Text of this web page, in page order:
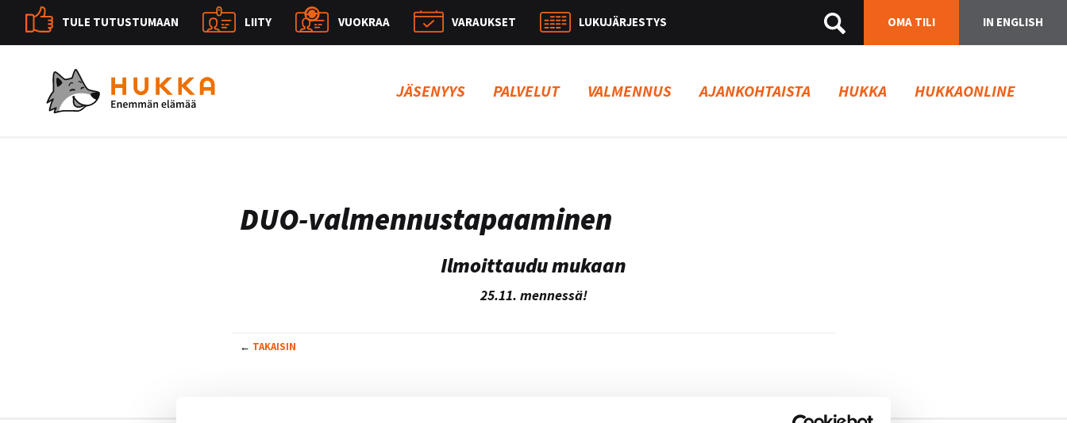
TULE TUTUSTUMAAN LIITY VUOKRAA VARAUKSET LUKUJÄRJESTYS OMA TILI IN ENGLISH
JÄSENYYS PALVELUT VALMENNUS AJANKOHTAISTA HUKKA HUKKAONLINE
DUO-valmennustapaaminen
Ilmoittaudu mukaan
25.11. mennessä!
← TAKAISIN